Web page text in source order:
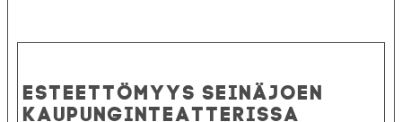
ESTEETTÖMYYS SEINÄJOEN
KAUPUNGINTEATTERISSA